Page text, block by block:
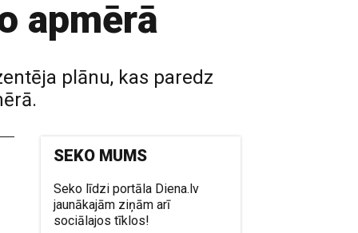
apmērā
plānu, kas paredz
SEKO MUMS
Seko līdzi portāla Diena.lv
jaunākajām ziņām arī
sociālajos tīklos!